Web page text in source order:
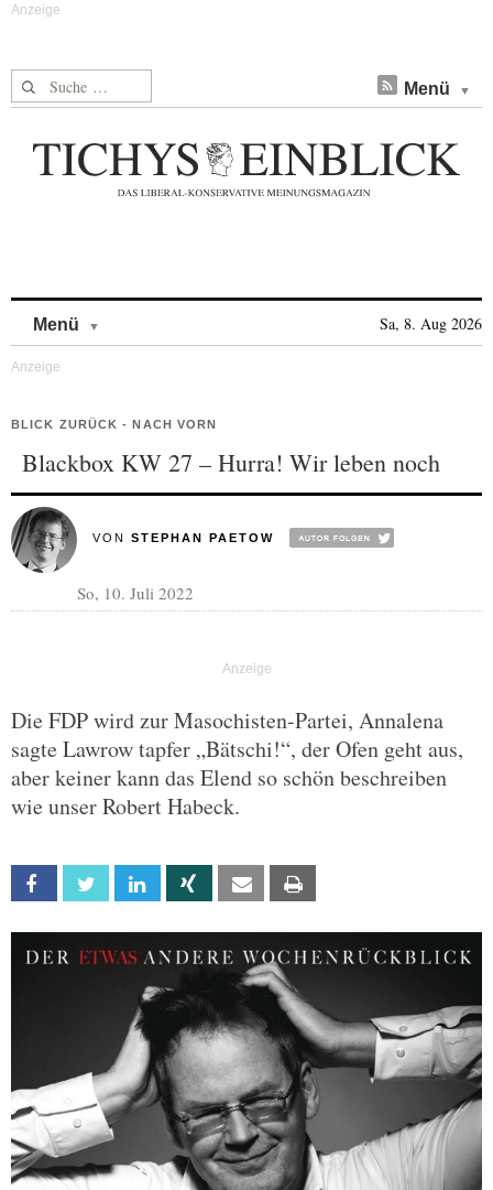
Suche nach: Menü
Menü Sa, 8. Aug 2026
BLICK ZURÜCK - NACH VORN
Blackbox KW 27 – Hurra! Wir leben noch
VON STEPHAN PAETOW
So, 10. Juli 2022
Die FDP wird zur Masochisten-Partei, Annalena
sagte Lawrow tapfer „Bätschi!“, der Ofen geht aus,
aber keiner kann das Elend so schön beschreiben
wie unser Robert Habeck.
Facebook Twitter Linkedin Xing Email